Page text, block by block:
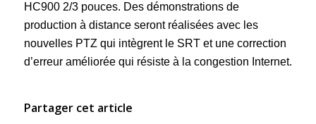
HC900 2/3 pouces. Des démonstrations de
production à distance seront réalisées avec les
nouvelles PTZ qui intègrent le SRT et une correction
d’erreur améliorée qui résiste à la congestion Internet.
Partager cet article